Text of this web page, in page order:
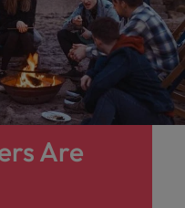
Are